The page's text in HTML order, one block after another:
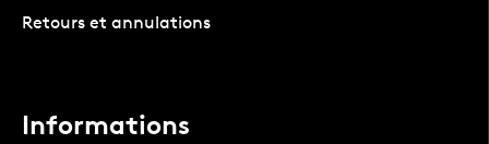
Retours et annulations
Informations